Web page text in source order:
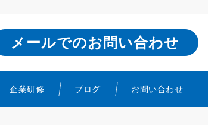
メールでのお問い合わせ
企業研修 ブログ お問い合わせ